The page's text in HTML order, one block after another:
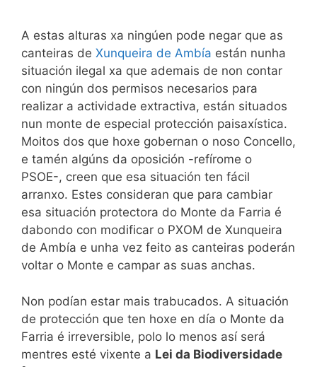
A estas alturas xa ningúen pode negar que as
canteiras de Xunqueira de Ambía están nunha
situación ilegal xa que ademais de non contar
con ningún dos permisos necesarios para
realizar a actividade extractiva, están situados
nun monte de especial protección paisaxística.
Moitos dos que hoxe gobernan o noso Concello,
e tamén algúns da oposición -refírome o
PSOE-, creen que esa situación ten fácil
arranxo. Estes consideran que para cambiar
esa situación protectora do Monte da Farria é
dabondo con modificar o PXOM de Xunqueira
de Ambía e unha vez feito as canteiras poderán
voltar o Monte e campar as suas anchas.
Non podían estar mais trabucados. A situación
de protección que ten hoxe en día o Monte da
Farria é irreversible, polo lo menos así será
mentres esté vixente a Lei da Biodiversidade